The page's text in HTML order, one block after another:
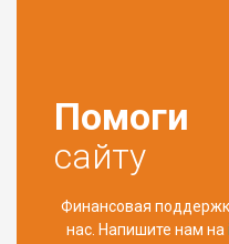
Помоги
сайту
Финансовая
нас. Напишите нам на